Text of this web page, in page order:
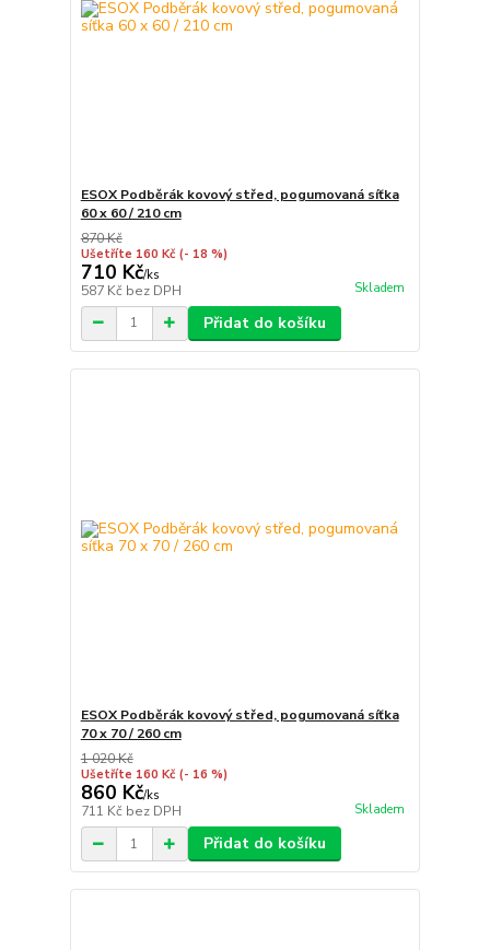
ESOX Podběrák kovový střed, pogumovaná síťka
60 x 60 / 210 cm
870 Kč
Ušetříte 160 Kč (- 18 %)
710 Kč/ks
587 Kč bez DPH Skladem
Přidat do košíku
ESOX Podběrák kovový střed, pogumovaná síťka
70 x 70 / 260 cm
1 020 Kč
Ušetříte 160 Kč (- 16 %)
860 Kč/ks
711 Kč bez DPH Skladem
Přidat do košíku